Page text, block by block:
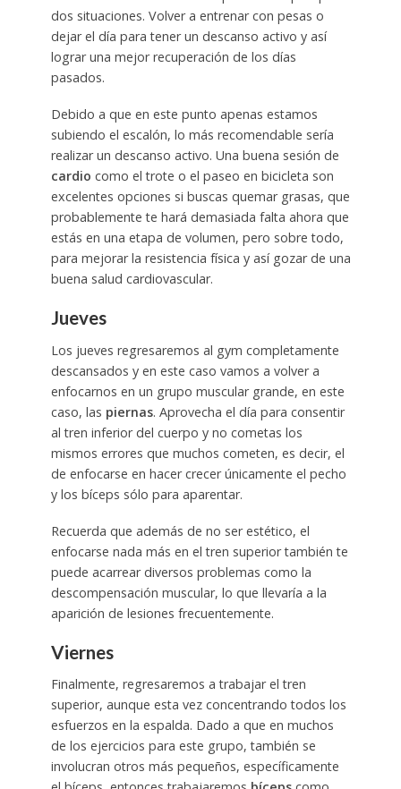
dos situaciones. Volver a entrenar con pesas o
dejar el día para tener un descanso activo y así
lograr una mejor recuperación de los días
pasados.
Debido a que en este punto apenas estamos
subiendo el escalón, lo más recomendable sería
realizar un descanso activo. Una buena sesión de
cardio como el trote o el paseo en bicicleta son
excelentes opciones si buscas quemar grasas, que
probablemente te hará demasiada falta ahora que
estás en una etapa de volumen, pero sobre todo,
para mejorar la resistencia física y así gozar de una
buena salud cardiovascular.
Jueves
Los jueves regresaremos al gym completamente
descansados y en este caso vamos a volver a
enfocarnos en un grupo muscular grande, en este
caso, las piernas. Aprovecha el día para consentir
al tren inferior del cuerpo y no cometas los
mismos errores que muchos cometen, es decir, el
de enfocarse en hacer crecer únicamente el pecho
y los bíceps sólo para aparentar.
Recuerda que además de no ser estético, el
enfocarse nada más en el tren superior también te
puede acarrear diversos problemas como la
descompensación muscular, lo que llevaría a la
aparición de lesiones frecuentemente.
Viernes
Finalmente, regresaremos a trabajar el tren
superior, aunque esta vez concentrando todos los
esfuerzos en la espalda. Dado a que en muchos
de los ejercicios para este grupo, también se
involucran otros más pequeños, específicamente